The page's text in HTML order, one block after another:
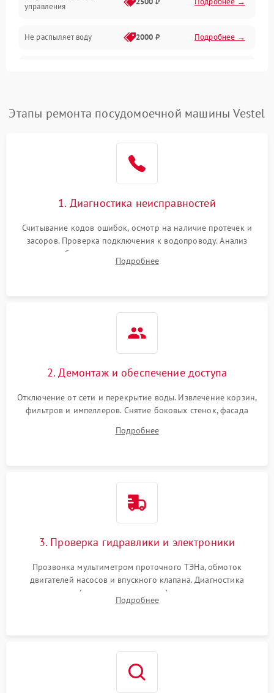
Программное обеспечение
управления
Не распыляет воду 2000 ₽ Подробнее →
воды
1800 ₽ Подробнее →
Проблемы с
Этапы ремонта посудомоечной машины Vestel
1. Диагностика неисправностей
Считывание кодов ошибок, осмотр на наличие протечек и
засоров. Проверка подключения к водопроводу. Анализ
жалоб на отсутствие слива, нагрева, вращения
разбрызгивателей или срабатывание системы защиты
Подробнее
2. Демонтаж и обеспечение доступа
Отключение от сети и перекрытие воды. Извлечение корзин,
фильтров и импеллеров. Снятие боковых стенок, фасада
циркуляционному насосу, ТЭНу и сливной помпе.
Подробнее
3. Проверка гидравлики и электроники
Прозвонка мультиметром проточного ТЭНа, обмоток
двигателей насосов и впускного клапана. Диагностика
прессостата (датчика уровня воды), датчика мутности,
концевика дверцы и электронного модуля управления.
Подробнее